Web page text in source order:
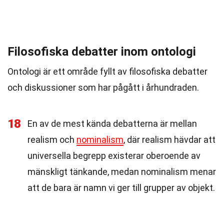
Filosofiska debatter inom ontologi
Ontologi är ett område fyllt av filosofiska debatter
och diskussioner som har pågått i århundraden.
18
En av de mest kända debatterna är mellan
realism och nominalism, där realism hävdar att
universella begrepp existerar oberoende av
mänskligt tänkande, medan nominalism menar
att de bara är namn vi ger till grupper av objekt.